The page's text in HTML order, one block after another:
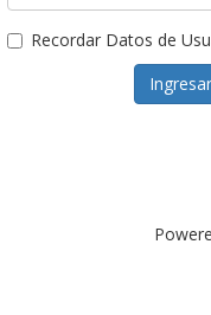
Recordar Datos de